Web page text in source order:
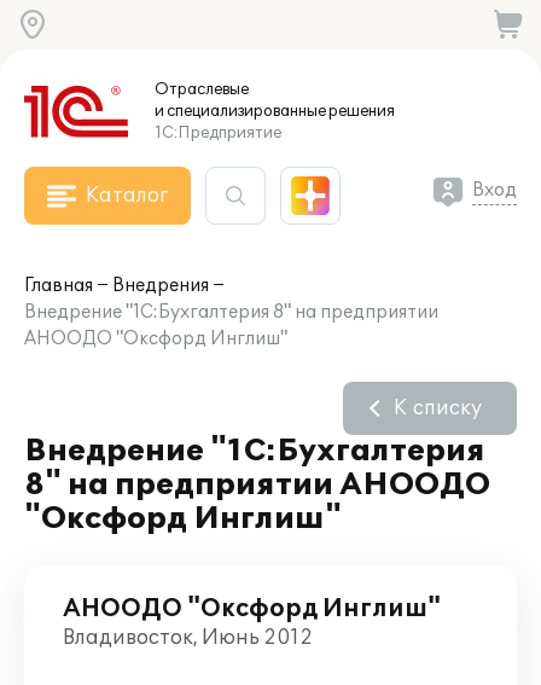
Отраслевые
и специализированныерешения
1С:Предприятие
Каталог Вход
Главная
Внедрения
Внедрение "1С:Бухгалтерия 8" на предприятии
АНООДО "Оксфорд Инглиш"
Внедрение "1С:Бухгалтерия
8" на предприятии АНООДО
"Оксфорд Инглиш"
К списку
АНООДО "Оксфорд Инглиш"
Владивосток, Июнь 2012